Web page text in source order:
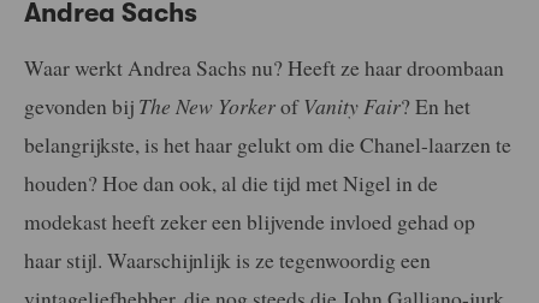
Andrea Sachs
Waar werkt Andrea Sachs nu? Heeft ze haar droombaan
gevonden bij The New YorkerofVanity Fair? En het
belangrijkste, is het haar gelukt om die Chanel-laarzen te
houden? Hoe dan ook, al die tijd met Nigel in de
modekast heeft zeker een blijvende invloed gehad op
haar stijl. Waarschijnlijk is ze tegenwoordig een